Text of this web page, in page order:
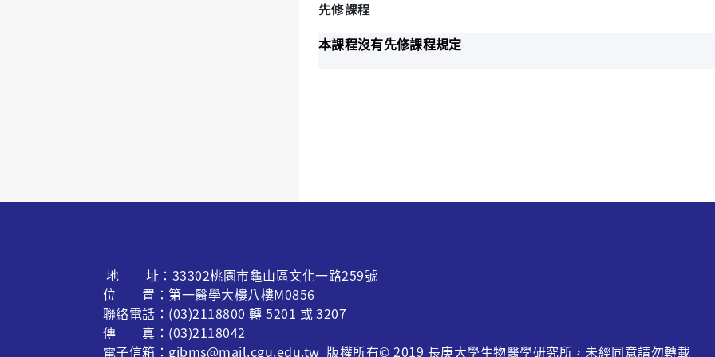
先修課程
本課程沒有先修課程規定
地 址：33302桃園市龜山區文化一路259號
位 置：第一醫學大樓八樓M0856
聯絡電話：(03)2118800 轉 5201 或 3207
傳 真：(03)2118042
電子信箱：gibms@mail.cgu.edu.tw 版權所有© 2019 長庚大學生物醫學研究所，未經同意請勿轉載